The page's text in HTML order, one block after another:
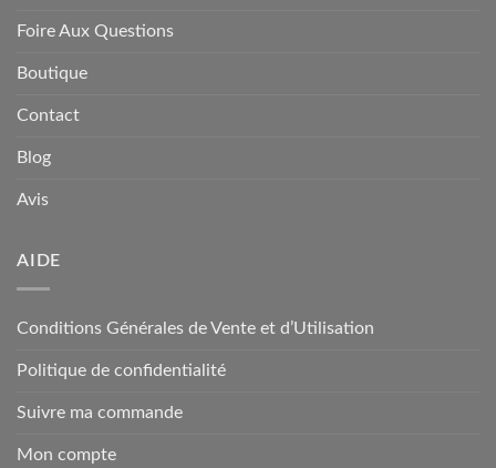
Foire Aux Questions
Boutique
Contact
Blog
Avis
AIDE
Conditions Générales de Vente et d’Utilisation
Politique de confidentialité
Suivre ma commande
Mon compte